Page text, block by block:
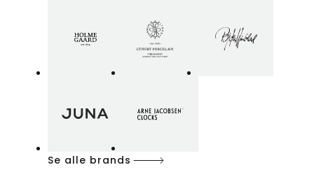
Se alle brands